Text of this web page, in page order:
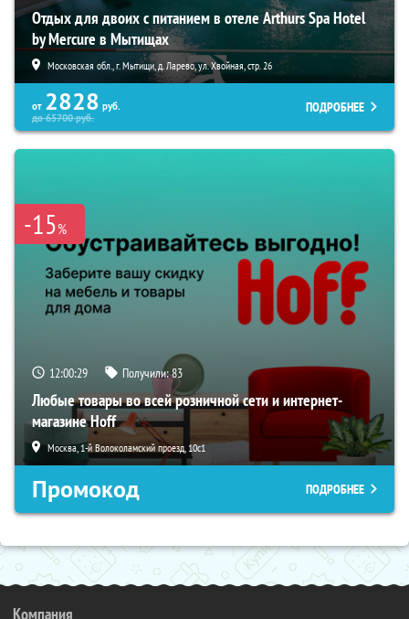
Отдых для двоих с питанием в отеле Arthurs Spa Hotel
by Mercure в Мытищах
Московская обл., г. Мытищи, д. Ларево, ул. Хвойная, стр. 26
от 2828 руб.
до65700руб.
ПОДРОБНЕЕ
-15%
12:00:28 Получили:83
Любые товары во всей розничной сети и интернет-
магазине Hoff
Москва, 1-й Волоколамский проезд, 10с1
Промокод ПОДРОБНЕЕ
Компания